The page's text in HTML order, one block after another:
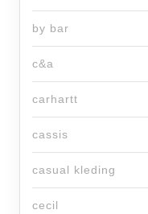
by bar
c&a
carhartt
cassis
casual kleding
cecil